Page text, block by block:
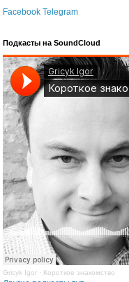
Facebook Telegram
Подкасты на SoundCloud
Gricyk Igor · Короткое знакомство